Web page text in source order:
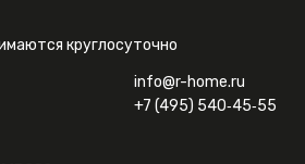
круглосуточно
info@r-home.ru
+7 (495) 540‑45‑55